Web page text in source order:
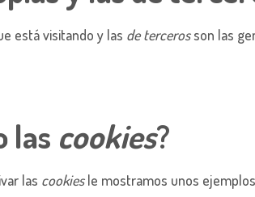
está visitando y las de tercerosson las
las cookies?
las cookiesle mostramos unos